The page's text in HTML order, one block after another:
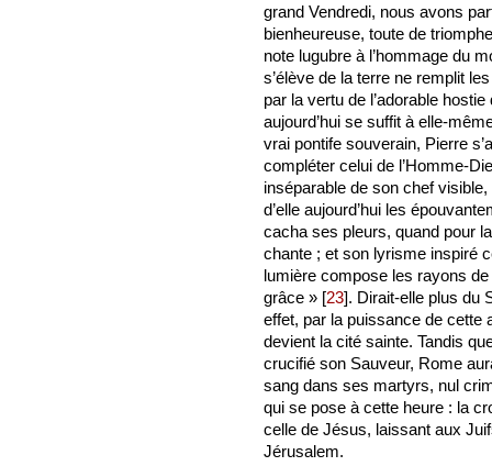
grand Vendredi, nous avons
bienheureuse, toute de
note lugubre à l’hommage du
s’élève de la terre ne remplit
par la vertu de l’adorable
aujourd’hui se suffit à elle-
vrai pontife souverain, Pierre
compléter celui de l’Homme-
inséparable de son chef
d’elle aujourd’hui les
cacha ses pleurs, quand pour
chante ; et son lyrisme inspiré
lumière compose les rayons
grâce » [23]. Dirait-elle plus du
effet, par la puissance de cette
devient la cité sainte. Tandis
crucifié son Sauveur, Rome
sang dans ses martyrs, nul
qui se pose à cette heure : la
celle de Jésus, laissant aux
Jérusalem.